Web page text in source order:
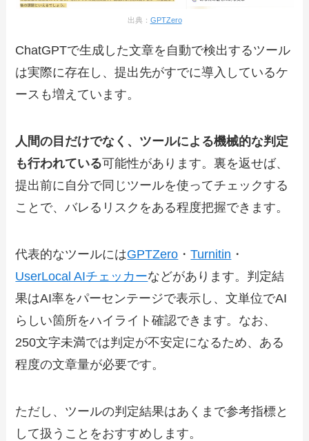
出典： GPTZero
ChatGPTで生成した文章を自動で検出するツール
は実際に存在し、提出先がすでに導入しているケ
ースも増えています。
人間の目だけでなく 、 ツールによる機械的な判定
も行われている可能性があります。裏を返せば、
提出前に自分で同じツールを使ってチェックする
ことで、バレるリスクをある程度把握できます。
代表的なツールにはGPTZero ・Turnitin ・
UserLocal AIチェッカーなどがあります。判定結
果はAI率をパーセンテージで表示し、文単位でAI
らしい箇所をハイライト確認できます。なお、
250文字未満では判定が不安定になるため、ある
程度の文章量が必要です。
ただし、ツールの判定結果はあくまで参考指標と
して扱うことをおすすめします。